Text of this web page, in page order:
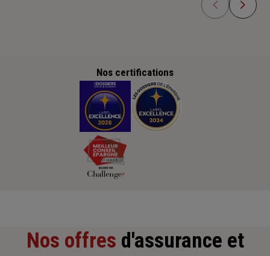
Nos certifications
Nos offres d'assurance et